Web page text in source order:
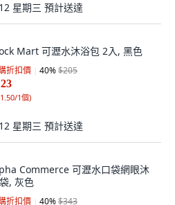
星期三 預計送達
Mart 可瀝水沐浴包 2入, 黑色
折扣價 40%$205
1個)
星期三 預計送達
Commerce 可瀝水口袋網眼沐
, 灰色
折扣價 40%$343